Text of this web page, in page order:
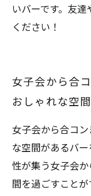
いバーです。友
ください！
女子会から合
おしゃれな空間
女子会から合コ
な空間があるバ
性が集う女子会
間を過ごすこと